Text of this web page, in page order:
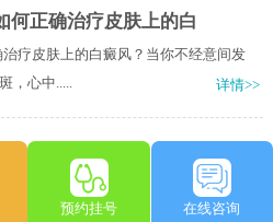
何正确治疗皮肤上的白
疗皮肤上的白癜风？当你不经意间发
，心中.....
详情>>
预约挂号 在线咨询